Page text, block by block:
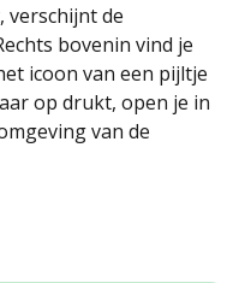
verschijnt de
bovenin vind je
icoon van een pijltje
op drukt, open je in
van de